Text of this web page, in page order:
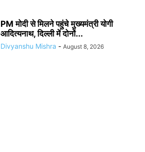
PM मोदी से मिलने पहुंचे मुख्यमंत्री योगी
आदित्यनाथ, दिल्ली में दोनों...
Divyanshu Mishra - August 8, 2026